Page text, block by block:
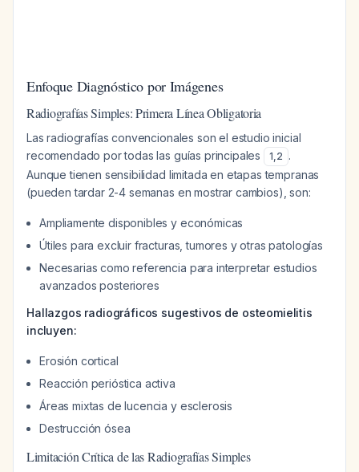
Enfoque Diagnóstico por Imágenes
Radiografías Simples: Primera Línea Obligatoria
Las radiografías convencionales son el estudio inicial
recomendado por todas las guías principales
1,2 .
Aunque tienen sensibilidad limitada en etapas tempranas
(pueden tardar 2-4 semanas en mostrar cambios), son:
Ampliamente disponibles y económicas
Útiles para excluir fracturas, tumores y otras patologías
Necesarias como referencia para interpretar estudios
avanzados posteriores
Hallazgos radiográficos sugestivos de osteomielitis
incluyen:
Erosión cortical
Reacción perióstica activa
Áreas mixtas de lucencia y esclerosis
Destrucción ósea
Limitación Crítica de las Radiografías Simples